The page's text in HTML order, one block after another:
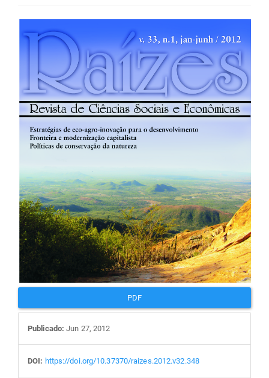
Barra
lateral
de
artigos
PDF
Publicado: Jun 27, 2012
DOI: https://doi.org/10.37370/raizes.2012.v32.348